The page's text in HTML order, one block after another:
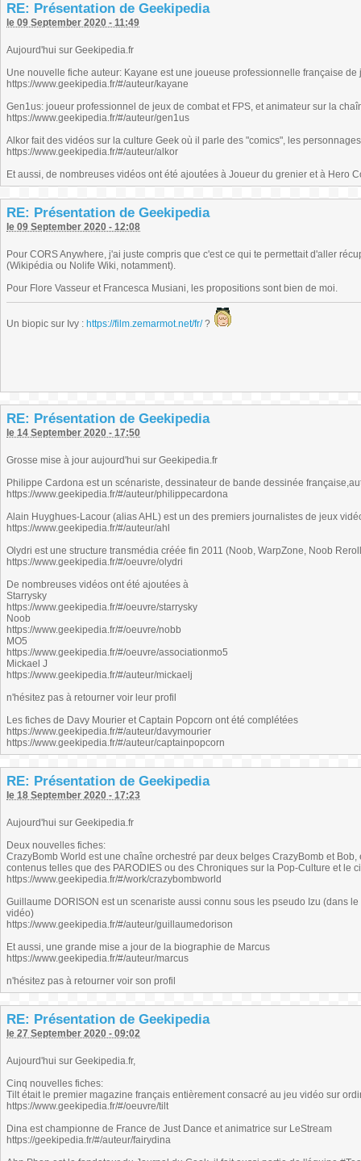
RE: Présentation de Geekipedia
le 09 September 2020 - 11:49
Aujourd'hui sur Geekipedia.fr
Une nouvelle fiche auteur: Kayane est une joueuse professionnelle française
https://www.geekipedia.fr/#/auteur/kayane
Gen1us: joueur professionnel de jeux de combat et FPS, et animateur sur la
https://www.geekipedia.fr/#/auteur/gen1us
Alkor fait des vidéos sur la culture Geek où il parle des "comics", les
https://www.geekipedia.fr/#/auteur/alkor
Et aussi, de nombreuses vidéos ont été ajoutées à Joueur du grenier et à Hero
RE: Présentation de Geekipedia
le 09 September 2020 - 12:08
Pour CORS Anywhere, j'ai juste compris que c'est ce qui te permettait d'aller
(Wikipédia ou Nolife Wiki, notamment).
Pour Flore Vasseur et Francesca Musiani, les propositions sont bien de moi.
Un biopic sur Ivy : https://film.zemarmot.net/fr/?
RE: Présentation de Geekipedia
le 14 September 2020 - 17:50
Grosse mise à jour aujourd'hui sur Geekipedia.fr
Philippe Cardona est un scénariste, dessinateur de bande dessinée
https://www.geekipedia.fr/#/auteur/philippecardona
Alain Huyghues-Lacour (alias AHL) est un des premiers journalistes de jeux
https://www.geekipedia.fr/#/auteur/ahl
Olydri est une structure transmédia créée fin 2011 (Noob, WarpZone, Noob
https://www.geekipedia.fr/#/oeuvre/olydri
De nombreuses vidéos ont été ajoutées à
Starrysky
https://www.geekipedia.fr/#/oeuvre/starrysky
Noob
https://www.geekipedia.fr/#/oeuvre/nobb
MO5
https://www.geekipedia.fr/#/oeuvre/associationmo5
Mickael J
https://www.geekipedia.fr/#/auteur/mickaelj
n'hésitez pas à retourner voir leur profil
Les fiches de Davy Mourier et Captain Popcorn ont été complétées
https://www.geekipedia.fr/#/auteur/davymourier
https://www.geekipedia.fr/#/auteur/captainpopcorn
RE: Présentation de Geekipedia
le 18 September 2020 - 17:23
Aujourd'hui sur Geekipedia.fr
Deux nouvelles fiches:
CrazyBomb World est une chaîne orchestré par deux belges CrazyBomb et
contenus telles que des PARODIES ou des Chroniques sur la Pop-Culture et le
https://www.geekipedia.fr/#/work/crazybombworld
Guillaume DORISON est un scenariste aussi connu sous les pseudo Izu (dans
vidéo)
https://www.geekipedia.fr/#/auteur/guillaumedorison
Et aussi, une grande mise a jour de la biographie de Marcus
https://www.geekipedia.fr/#/auteur/marcus
n'hésitez pas à retourner voir son profil
RE: Présentation de Geekipedia
le 27 September 2020 - 09:02
Aujourd'hui sur Geekipedia.fr,
Cinq nouvelles fiches:
Tilt était le premier magazine français entièrement consacré au jeu vidéo sur
https://www.geekipedia.fr/#/oeuvre/tilt
Dina est championne de France de Just Dance et animatrice sur LeStream
https://geekipedia.fr/#/auteur/fairydina